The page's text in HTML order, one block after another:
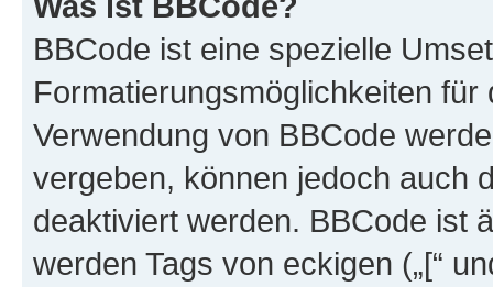
BBCode ist eine spezielle
Formatierungsmöglichkeiten
Verwendung von BBCode
vergeben, können jedoch auch
deaktiviert werden. BBCode ist
werden Tags von eckigen („[“